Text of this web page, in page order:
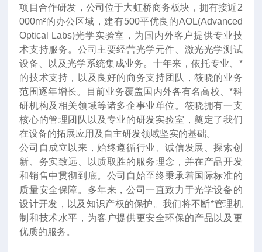
项目合作研发，公司位于大虹桥商务板块，拥有接近2
000m²的办公区域，建有500平优良的AOL(Advanced
Optical Labs)光学实验室，为国内外客户提供专业技
术支持服务。公司主要经营光学元件、激光光学测试
设备、以及光学系统集成业务。十年来 ，依托专业、*
的技术支持，以及良好的商务支持团队，筱晓的业务
范围逐年增长。目前业务覆盖国内外各有名高校、*科
研机构及相关领域等诸多企事业单位。筱晓拥有一支
核心的管理团队以及专业的研发实验室，奠定了我们
在设备的拓展应用及自主研发领域坚实的基础。
公司自成立以来，始终遵循行业、诚信发展、探索创
新、务实致远、以质取胜的服务理念，并在产品开发
和销售中贯彻到底。公司自始至终秉承着国际标准的
质量安全保障。多年来，公司一直致力于光学设备的
设计开发，以及知识产权的保护。我们将不断*管理机
制和技术水平，为客户提供更安全环保的产品以及更
优质的服务。